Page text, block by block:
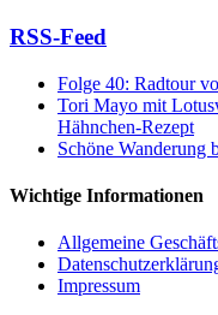
RSS-Feed
Folge 40: Radtour
Tori Mayo mit
Hähnchen-Rezept
Schöne
Wichtige Informationen
Allgemeine
Impressum